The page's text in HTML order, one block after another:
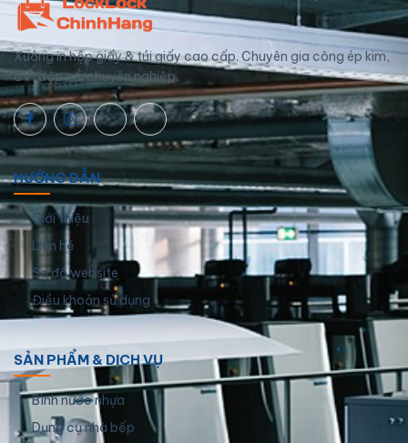
Xưởng in hộp giấy & túi giấy cao cấp. Chuyên gia công ép kim,
UV, dập nổi chuyên nghiệp.
HƯỚNG DẪN
Giới thiệu
Liên hệ
Sơ đồ website
Điều khoản sử dụng
SẢN PHẨM & DỊCH VỤ
Bình nước nhựa
Dụng cụ nhà bếp